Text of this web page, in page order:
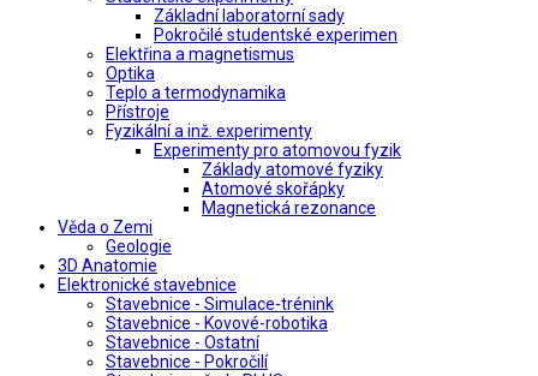
Základní laboratorní sady
Pokročilé studentské experimen
Elektřina a magnetismus
Optika
Teplo a termodynamika
Přístroje
Fyzikální a inž. experimenty
Experimenty pro atomovou fyzik
Základy atomové fyziky
Atomové skořápky
Magnetická rezonance
Věda o Zemi
Geologie
3D Anatomie
Elektronické stavebnice
Stavebnice - Simulace-trénink
Stavebnice - Kovové-robotika
Stavebnice - Ostatní
Stavebnice - Pokročilí